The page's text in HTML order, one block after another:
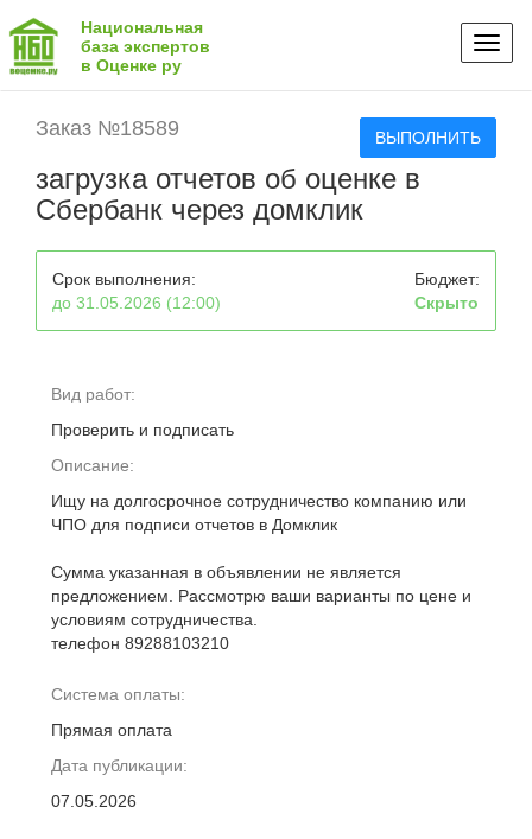
Национальная
база экспертов
в Оценке ру
Заказ №18589 ВЫПОЛНИТЬ
загрузка отчетов об оценке в
Сбербанк через домклик
Срок выполнения:
до 31.05.2026 (12:00)
Бюджет:
Скрыто
Вид работ:
Проверить и подписать
Описание:
Ищу на долгосрочное сотрудничество компанию или
ЧПО для подписи отчетов в Домклик
Сумма указанная в объявлении не является
предложением. Рассмотрю ваши варианты по цене и
условиям сотрудничества.
телефон 89288103210
Система оплаты:
Прямая оплата
Дата публикации:
07.05.2026